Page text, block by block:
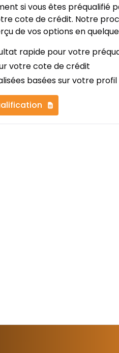
si vous êtes préqualifié
cote de crédit. Notre
de vos options en
rapide pour votre
votre cote de crédit
basées sur votre profil